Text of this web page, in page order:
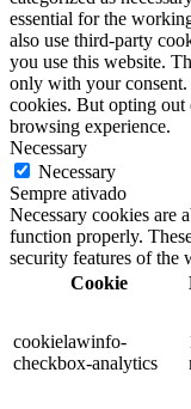
essential for the
also use third-party
you use this website.
only with your consent.
cookies. But opting out
browsing experience.
Necessary
Necessary
Sempre ativado
Necessary cookies are
function properly.
security features of the
Cookie
cookielawinfo-
checkbox-analytics